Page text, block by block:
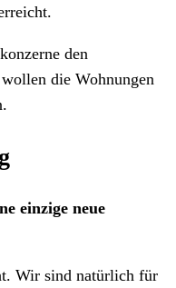
den
die Wohnungen
einzige neue
Wir sind natürlich für